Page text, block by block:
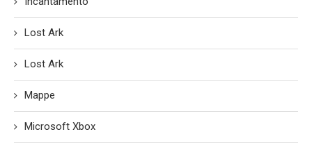
Lost Ark
Lost Ark
Mappe
Microsoft Xbox